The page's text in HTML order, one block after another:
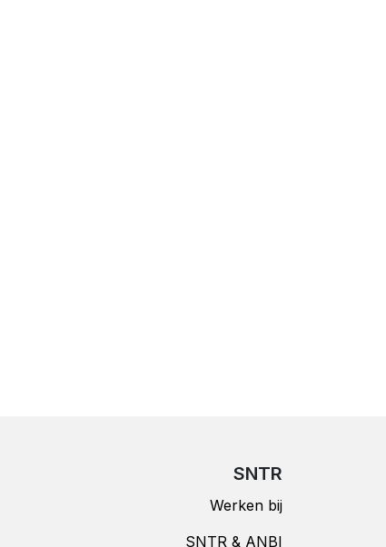
SNTR
Werken bij
SNTR & ANBI